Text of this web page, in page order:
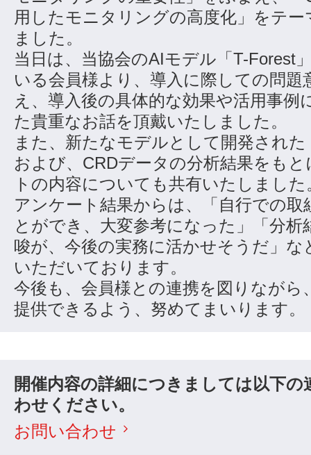
用したモニタリングの高度化」をテ
ました。
当日は、当協会のAIモデル「T-Forest
いる会員様より、導入に際しての問題
え、導入後の具体的な効果や活用事例
た貴重なお話を頂戴いたしました。
また、新たなモデルとして開発され
および、CRDデータの分析結果をも
トの内容についても共有いたしました
アンケート結果からは、「自行での
とができ、大変参考になった」「分析
唆が、今後の実務に活かせそうだ」な
いただいております。
今後も、会員様との連携を図りながら
提供できるよう、努めてまいります。
開催内容の詳細につきましては以下の
わせください。
お問い合わせ